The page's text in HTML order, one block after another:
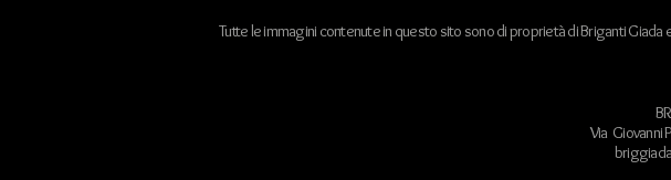
Tutte le immagini contenute in questo sito sono di proprietà di Briganti
Via Giovanni